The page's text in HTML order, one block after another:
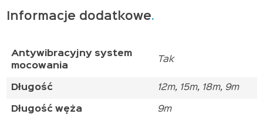
Informacje dodatkowe
Antywibracyjny system
mocowania
Tak
Długość 12m, 15m, 18m, 9m
Długość węża 9m